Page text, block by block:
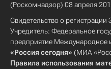
(Роскомнадзор) 08 апреля
Свидетельство о
Учредитель: Федеральное
предприятие Международное
«Россия сегодня» (МИА
Правила использования